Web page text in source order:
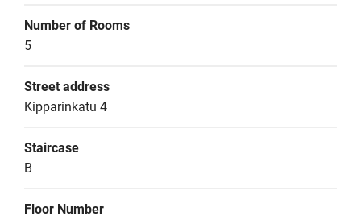
Number of Rooms
5
Street address
Kipparinkatu 4
Staircase
B
Floor Number